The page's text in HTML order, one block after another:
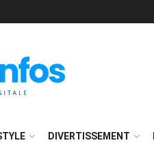
DIVERTISSEMENT